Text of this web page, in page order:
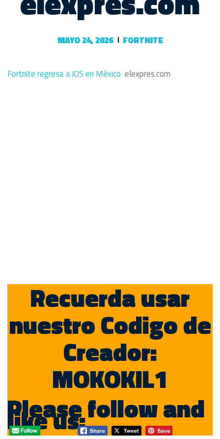
MAYO 24, 2026 FORTNITE
Fortnite regresa a iOS en México elexpres.com
Recuerda usar
nuestro Codigo de
Creador:
MOKOKIL1
Please follow and
like us: